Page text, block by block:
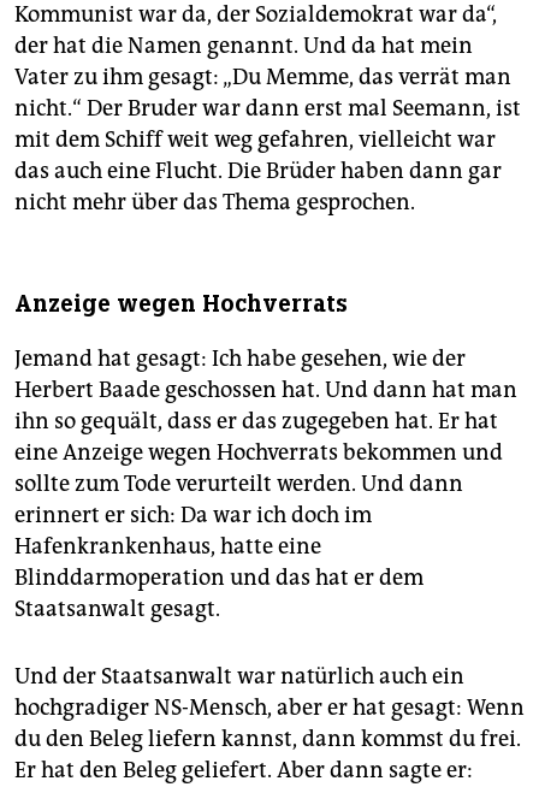
Kommunist war da, der Sozialdemokrat war da“,
der hat die Namen genannt. Und da hat mein
Vater zu ihm gesagt: „Du Memme, das verrät man
nicht.“ Der Bruder war dann erst mal Seemann, ist
mit dem Schiff weit weg gefahren, vielleicht war
das auch eine Flucht. Die Brüder haben dann gar
nicht mehr über das Thema gesprochen.
Anzeige wegen Hochverrats
Jemand hat gesagt: Ich habe gesehen, wie der
Herbert Baade geschossen hat. Und dann hat man
ihn so gequält, dass er das zugegeben hat. Er hat
eine Anzeige wegen Hochverrats bekommen und
sollte zum Tode verurteilt werden. Und dann
erinnert er sich: Da war ich doch im
Hafenkrankenhaus, hatte eine
Blinddarmoperation und das hat er dem
Staatsanwalt gesagt.
Und der Staatsanwalt war natürlich auch ein
hochgradiger NS-Mensch, aber er hat gesagt: Wenn
du den Beleg liefern kannst, dann kommst du frei.
Er hat den Beleg geliefert. Aber dann sagte er: